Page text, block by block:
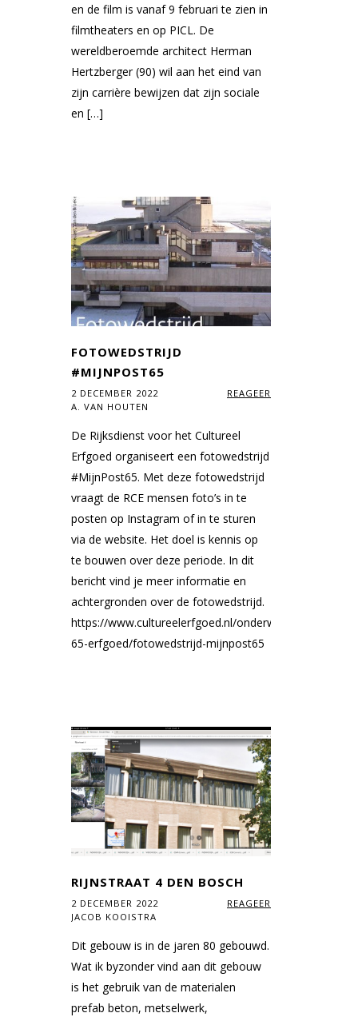
en de film is vanaf 9 februari te zien in
filmtheaters en op PICL. De
wereldberoemde architect Herman
Hertzberger (90) wil aan het eind van
zijn carrière bewijzen dat zijn sociale
en […]
FOTOWEDSTRIJD
#MIJNPOST65
2 DECEMBER 2022
REAGEER
A. VAN HOUTEN
De Rijksdienst voor het Cultureel
Erfgoed organiseert een fotowedstrijd
#MijnPost65. Met deze fotowedstrijd
vraagt de RCE mensen foto’s in te
posten op Instagram of in te sturen
via de website. Het doel is kennis op
te bouwen over deze periode. In dit
bericht vind je meer informatie en
achtergronden over de fotowedstrijd.
https://www.cultureelerfgoed.nl/onderwerpen/post-
65-erfgoed/fotowedstrijd-mijnpost65
RIJNSTRAAT 4 DEN BOSCH
2 DECEMBER 2022
REAGEER
JACOB KOOISTRA
Dit gebouw is in de jaren 80 gebouwd.
Wat ik byzonder vind aan dit gebouw
is het gebruik van de materialen
prefab beton, metselwerk,